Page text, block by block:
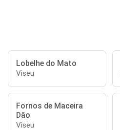
Lobelhe do Mato
Viseu
Fornos de Maceira
Dão
Viseu